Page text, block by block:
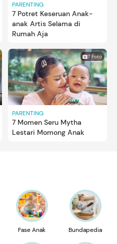
PARENTING
7 Potret Keseruan Anak-
anak Artis Selama di
Rumah Aja
7 Foto
PARENTING
7 Momen Seru Mytha
Lestari Momong Anak
Fase Anak Bundapedia